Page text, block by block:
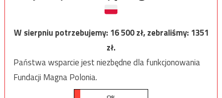
W sierpniu potrzebujemy:16 500zł, zebraliśmy:1351
zł.
Państwa wsparcie jest niezbędne dla funkcjonowania
Fundacji Magna Polonia.